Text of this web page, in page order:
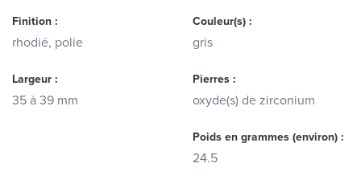
Finition :
rhodié, polie
Couleur(s) :
gris
Largeur :
35 à 39 mm
Pierres :
oxyde(s) de zirconium
Poids en grammes (environ) :
24.5